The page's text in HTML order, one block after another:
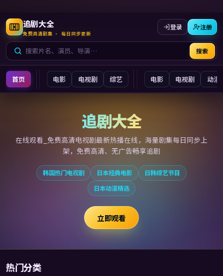
追剧大全
免费高清剧集 · 每日同步更新
搜索
登录 注册
首页 电影 电视剧 综艺 电影 电视剧 动漫
追剧大全
追剧大全
在线观看_免费高清电视剧最新热播在线，海量剧集每日同步上
架，免费高清、无广告畅享追剧
韩国热门电视剧 日本经典电影
日韩综艺节目
日本动漫精选
立即观看
热门分类